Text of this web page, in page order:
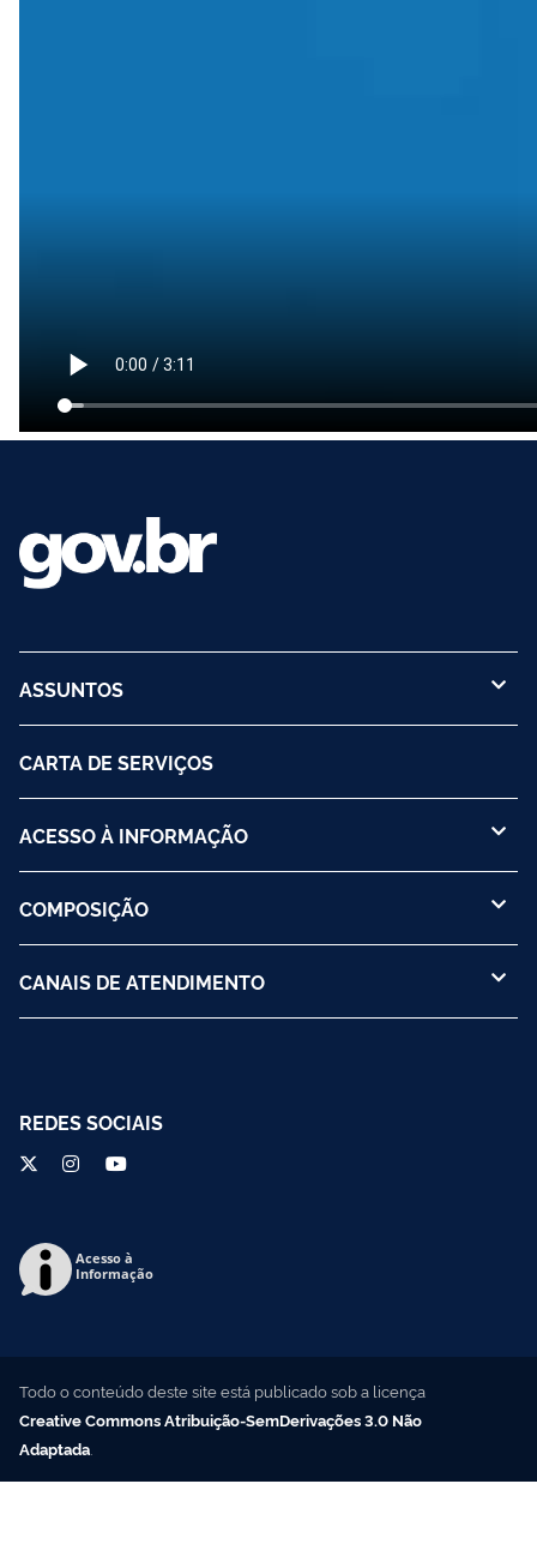
ASSUNTOS
CARTA DE SERVIÇOS
ACESSO À INFORMAÇÃO
COMPOSIÇÃO
CANAIS DE ATENDIMENTO
REDES SOCIAIS
Acesso à
Informação
Todo o conteúdo deste site está publicado sob a licença
Creative Commons Atribuição-SemDerivações 3.0 Não
Adaptada